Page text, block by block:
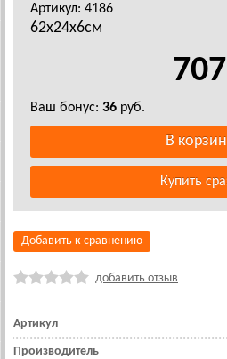
Артикул: 4186
62х24х6см
707
Ваш бонус: 36 руб.
Добавить к сравнению
добавить отзыв
Артикул
Производитель